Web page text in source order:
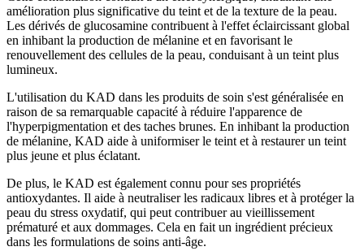
amélioration plus significative du teint et de la texture de la peau.
Les dérivés de glucosamine contribuent à l'effet éclaircissant global
en inhibant la production de mélanine et en favorisant le
renouvellement des cellules de la peau, conduisant à un teint plus
lumineux.
L'utilisation du KAD dans les produits de soin s'est généralisée en
raison de sa remarquable capacité à réduire l'apparence de
l'hyperpigmentation et des taches brunes. En inhibant la production
de mélanine, KAD aide à uniformiser le teint et à restaurer un teint
plus jeune et plus éclatant.
De plus, le KAD est également connu pour ses propriétés
antioxydantes. Il aide à neutraliser les radicaux libres et à protéger la
peau du stress oxydatif, qui peut contribuer au vieillissement
prématuré et aux dommages. Cela en fait un ingrédient précieux
dans les formulations de soins anti-âge.